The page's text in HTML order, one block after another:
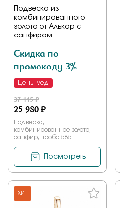
Подвеска из
комбинированного
золота от Алькор с
сапфиром
Скидка по
промокоду 3%
Цены мед
37 115 ₽
25 980 ₽
Подвеска,
комбинированное золото,
сапфир, проба 585
Посмотреть
ХИТ